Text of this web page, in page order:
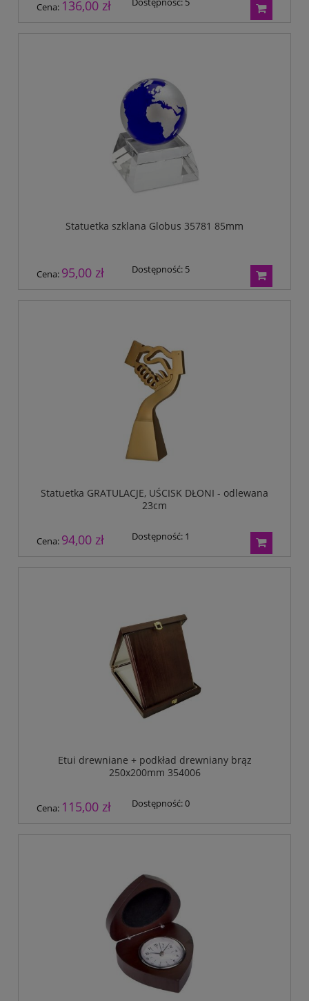
Cena: 136,00 zł
Statuetka szklana Globus 35781 85mm
Cena: 95,00 zł Dostępność: 5
Statuetka GRATULACJE, UŚCISK DŁONI - odlewana
23cm
Cena: 94,00 zł Dostępność: 1
Etui drewniane + podkład drewniany brąz
250x200mm 354006
Cena: 115,00 zł Dostępność:0